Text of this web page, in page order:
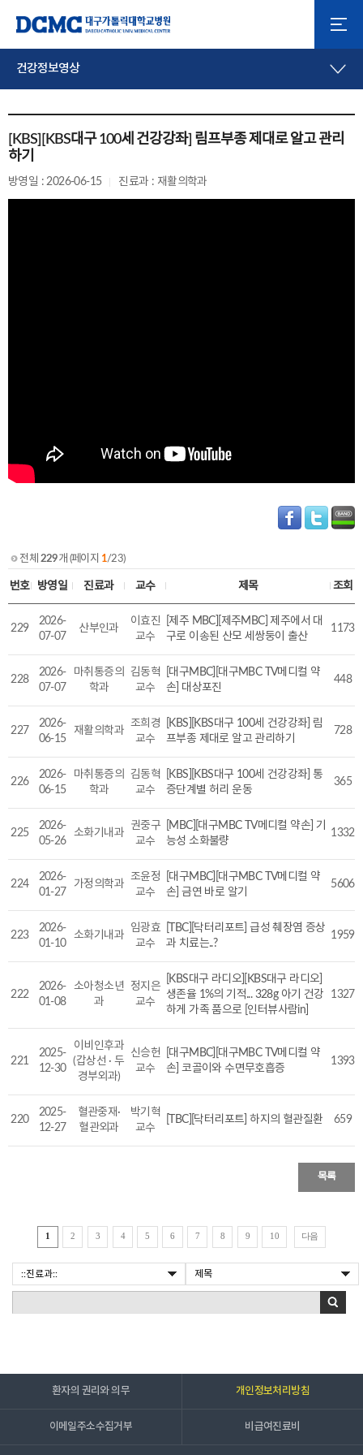
건강정보영상
[KBS][KBS대구 100세 건강강좌] 림프부종 제대로 알고 관리
하기
방영일 : 2026-06-15 진료과 : 재활의학과
전체 229개 (페이지 1/23)
번호 방영일 진료과 교수 제목 조회
229
2026-
07-07
산부인과
이효진
교수
[제주 MBC][제주MBC] 제주에서 대
구로 이송된 산모 세쌍둥이 출산
1173
228
2026-
07-07
마취통증의
학과
김동혁
교수
[대구MBC][대구MBC TV메디컬 약
손] 대상포진
448
227
2026-
06-15
재활의학과
조희경
교수
[KBS][KBS대구 100세 건강강좌] 림
프부종 제대로 알고 관리하기
728
226
2026-
06-15
마취통증의
학과
김동혁
교수
[KBS][KBS대구 100세 건강강좌] 통
증단계별 허리 운동
365
225
2026-
05-26
소화기내과
권중구
교수
[MBC][대구MBC TV메디컬 약손] 기
능성 소화불량
1332
224
2026-
01-27
가정의학과
조윤정
교수
[대구MBC][대구MBC TV메디컬 약
손] 금연 바로 알기
5606
223
2026-
01-10
소화기내과
임광효
교수
[TBC][닥터리포트] 급성 췌장염 증상
과 치료는..?
1959
222
2026-
01-08
소아청소년
과
정지은
교수
[KBS대구 라디오][KBS대구 라디오]
생존율 1%의 기적... 328g 아기 건강
하게 가족 품으로 [인터뷰사람in]
1327
221
2025-
12-30
이비인후과
(갑상선 · 두
경부외과)
신승헌
교수
[대구MBC][대구MBC TV메디컬 약
손] 코골이와 수면무호흡증
1393
220
2025-
12-27
혈관중재·
혈관외과
박기혁
교수
[TBC][닥터리포트] 하지의 혈관질환 659
목록
1 2 3 4 5 6 7 8 9 10 다음
환자의 권리와 의무 개인정보처리방침
이메일주소수집거부 비급여진료비